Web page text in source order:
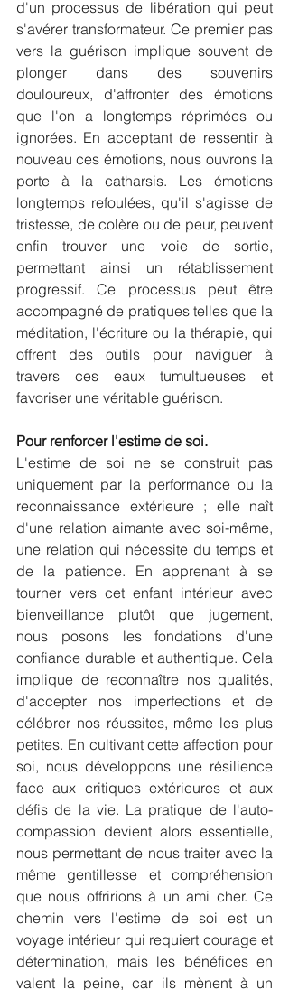
d'un processus de libération qui peut
s'avérer transformateur. Ce premier pas
vers la guérison implique souvent de
plonger dans des souvenirs
douloureux, d'affronter des émotions
que l'on a longtemps réprimées ou
ignorées. En acceptant de ressentir à
nouveau ces émotions, nous ouvrons la
porte à la catharsis. Les émotions
longtemps refoulées, qu'il s'agisse de
tristesse, de colère ou de peur, peuvent
enfin trouver une voie de sortie,
permettant ainsi un rétablissement
progressif. Ce processus peut être
accompagné de pratiques telles que la
méditation, l'écriture ou la thérapie, qui
offrent des outils pour naviguer à
travers ces eaux tumultueuses et
favoriser une véritable guérison.
Pour renforcer l'estime de soi.
L'estime de soi ne se construit pas
uniquement par la performance ou la
reconnaissance extérieure ; elle naît
d'une relation aimante avec soi-même,
une relation qui nécessite du temps et
de la patience. En apprenant à se
tourner vers cet enfant intérieur avec
bienveillance plutôt que jugement,
nous posons les fondations d'une
confiance durable et authentique. Cela
implique de reconnaître nos qualités,
d'accepter nos imperfections et de
célébrer nos réussites, même les plus
petites. En cultivant cette affection pour
soi, nous développons une résilience
face aux critiques extérieures et aux
défis de la vie. La pratique de l'auto-
compassion devient alors essentielle,
nous permettant de nous traiter avec la
même gentillesse et compréhension
que nous offririons à un ami cher. Ce
chemin vers l'estime de soi est un
voyage intérieur qui requiert courage et
détermination, mais les bénéfices en
valent la peine, car ils mènent à un